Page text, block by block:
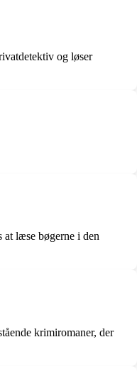
og løser
læse bøgerne i den
krimiromaner, der